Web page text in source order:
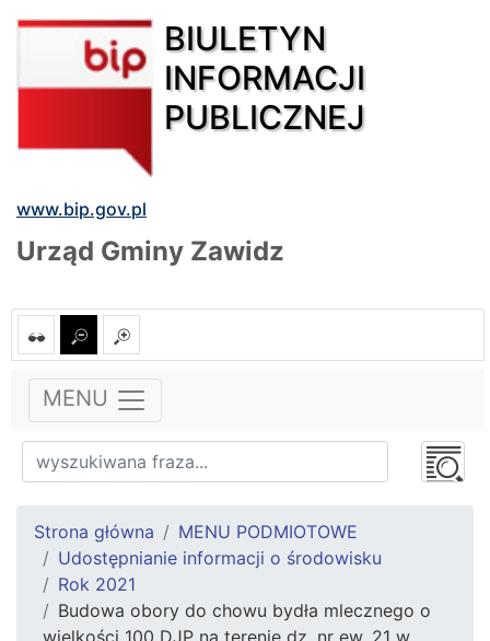
BIULETYN
INFORMACJI
PUBLICZNEJ
www.bip.gov.pl
Urząd Gminy Zawidz
MENU
Strona główna
MENU PODMIOTOWE
Udostępnianie informacji o środowisku
Rok 2021
Budowa obory do chowu bydła mlecznego o
wielkości 100 DJP na terenie dz. nr ew. 21 w